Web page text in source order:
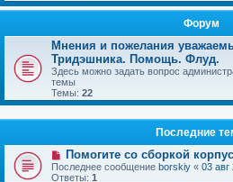
Форум
Мнения и пожелания
Тридэшника. Помощь. Флуд.
Здесь можно задать вопрос
темы
Темы: 22
Последние
Помогите со сборкой
Последнее сообщение borskiy « 03 авг
Ответы: 1